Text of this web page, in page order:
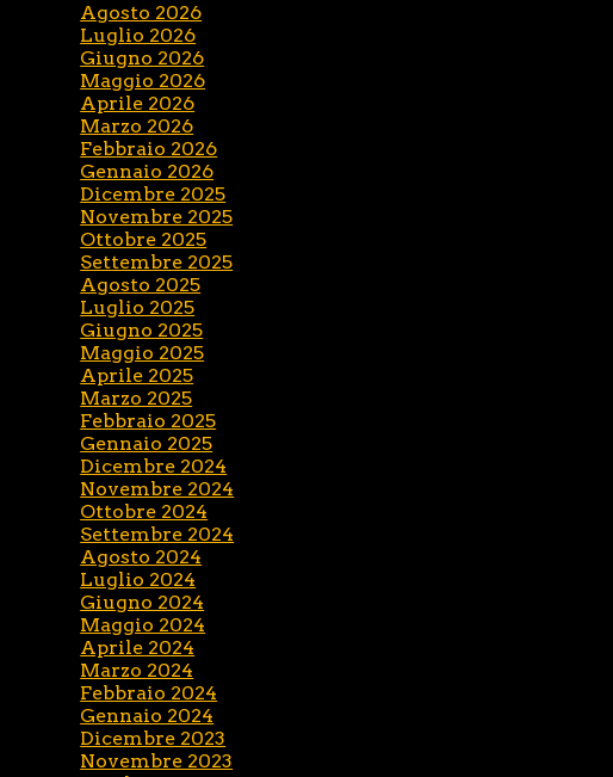
Agosto 2026
Luglio 2026
Giugno 2026
Maggio 2026
Aprile 2026
Marzo 2026
Febbraio 2026
Gennaio 2026
Dicembre 2025
Novembre 2025
Ottobre 2025
Settembre 2025
Agosto 2025
Luglio 2025
Giugno 2025
Maggio 2025
Aprile 2025
Marzo 2025
Febbraio 2025
Gennaio 2025
Dicembre 2024
Novembre 2024
Ottobre 2024
Settembre 2024
Agosto 2024
Luglio 2024
Giugno 2024
Maggio 2024
Aprile 2024
Marzo 2024
Febbraio 2024
Gennaio 2024
Dicembre 2023
Novembre 2023